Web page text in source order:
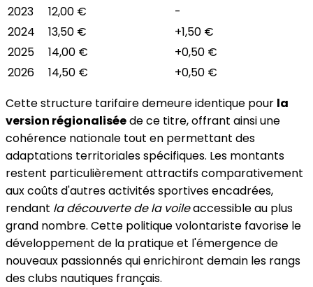
2023
12,00 €
-
2024
13,50 €
+1,50 €
2025
14,00 €
+0,50 €
2026
14,50 €
+0,50 €
Cette structure tarifaire demeure identique pour la
version régionaliséede ce titre, offrant ainsi une
cohérence nationale tout en permettant des
adaptations territoriales spécifiques. Les montants
restent particulièrement attractifs comparativement
aux coûts d'autres activités sportives encadrées,
rendant la découverte de la voileaccessible au plus
grand nombre. Cette politique volontariste favorise le
développement de la pratique et l'émergence de
nouveaux passionnés qui enrichiront demain les rangs
des clubs nautiques français.